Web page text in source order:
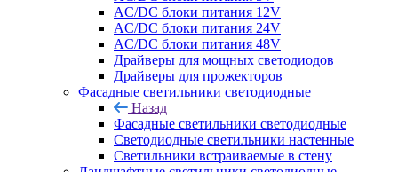
AC/DC блоки питания 12V
AC/DC блоки питания 24V
AC/DC блоки питания 48V
Драйверы для мощных светодиодов
Драйверы для прожекторов
Фасадные светильники светодиодные
Назад
Фасадные светильники светодиодные
Светодиодные светильники настенные
Светильники встраиваемые в стену